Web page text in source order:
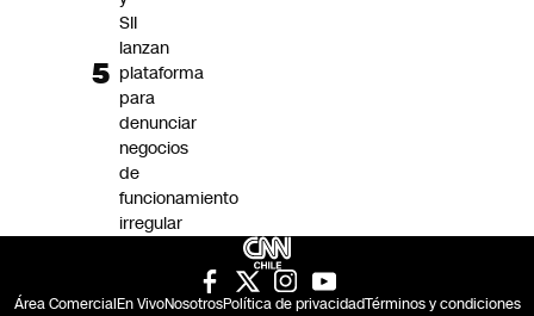
SII
lanzan
plataforma
para
denunciar
negocios
de
funcionamiento
irregular
Área ComercialEn VivoNosotrosPolítica de privacidadTérminos y condiciones